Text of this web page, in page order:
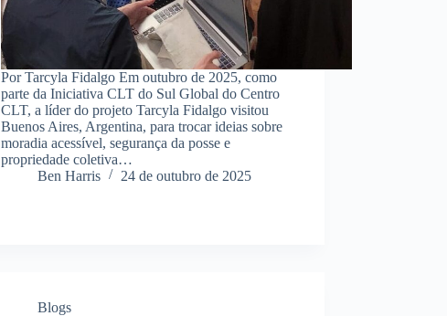
Por Tarcyla Fidalgo Em outubro de 2025, como
parte da Iniciativa CLT do Sul Global do Centro
CLT, a líder do projeto Tarcyla Fidalgo visitou
Buenos Aires, Argentina, para trocar ideias sobre
moradia acessível, segurança da posse e
propriedade coletiva…
Ben Harris
24 de outubro de 2025
Blogs